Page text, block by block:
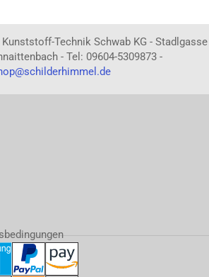
Technik Schwab KG - Stadlgasse
- Tel: 09604-5309873 -